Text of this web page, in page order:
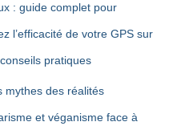
: guide complet pour
l’efficacité de votre GPS sur
pratiques
mythes des réalités
et véganisme face à